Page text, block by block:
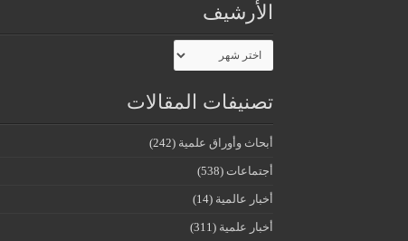
الأرشيف
الأرشيف
تصنيفات المقالات
أبحاث وأوراق علمية (242)
أجتماعات (538)
أخبار عالمية (14)
أخبار علمية (311)